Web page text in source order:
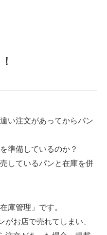
い注文があってからパン
準備しているのか？
しているパンと在庫を併
庫管理」です。
お店で売れてしまい、